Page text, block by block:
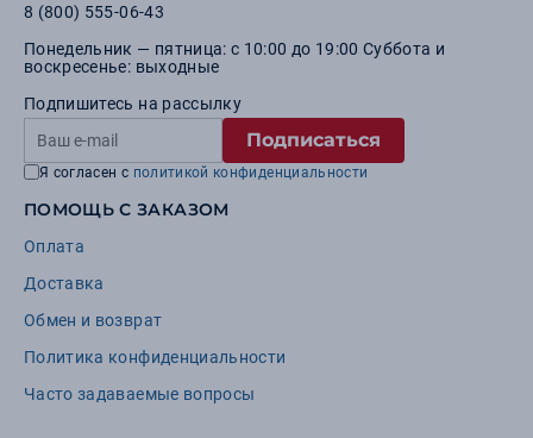
8 (800) 555-06-43
Понедельник — пятница: с 10:00 до 19:00 Суббота и
воскресенье: выходные
Подпишитесь на рассылку
Подписаться
Я согласен с политикой конфиденциальности
ПОМОЩЬ С ЗАКАЗОМ
Оплата
Доставка
Обмен и возврат
Политика конфиденциальности
Часто задаваемые вопросы